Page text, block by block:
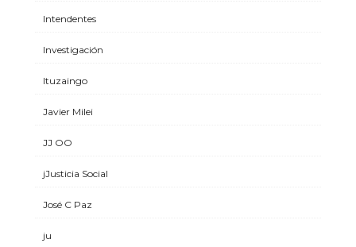
Intendentes
Investigación
Ituzaingo
Javier Milei
JJ OO
jJusticia Social
José C Paz
ju